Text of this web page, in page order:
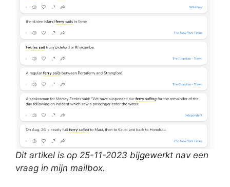
Dit artikel is op 25-11-2023 bijgewerkt nav een
vraag in mijn mailbox.